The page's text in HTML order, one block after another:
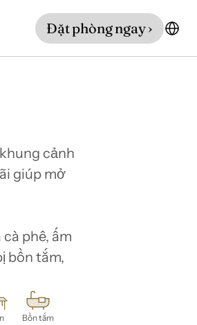
Đặt phòng ngay ›
cảnh
giúp mở
phê, ấm
bồn tắm,
Bồn tắm